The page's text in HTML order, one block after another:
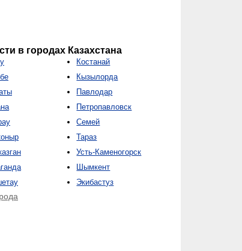
в городах Казахстана
Костанай
Кызылорда
Павлодар
Петропавловск
Семей
Тараз
Усть-Каменогорск
Шымкент
Экибастуз